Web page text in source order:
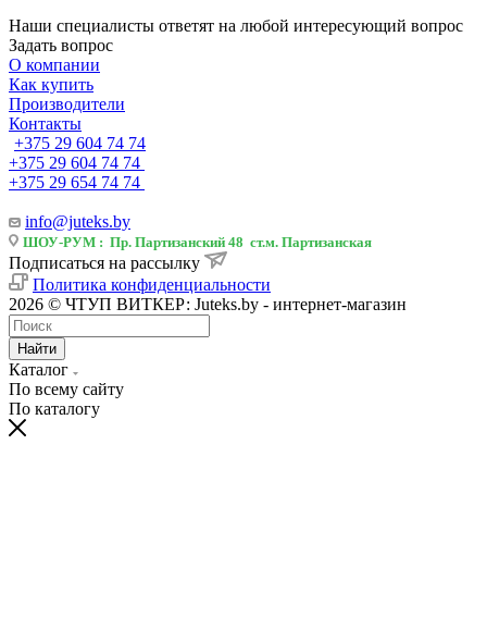
Наши специалисты ответят на любой интересующий вопрос
Задать вопрос
О компании
Как купить
Производители
Контакты
+375 29 604 74 74
+375 29 604 74 74
+375 29 654 74 74
info@juteks.by
ШОУ-РУМ : Пр. Партизанский 48 ст.м. Партизанская
Подписаться на рассылку
Политика конфиденциальности
2026 © ЧТУП ВИТКЕР: Juteks.by - интернет-магазин
Найти
Каталог
По всему сайту
По каталогу